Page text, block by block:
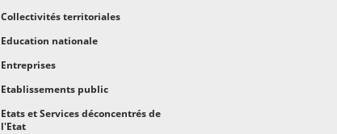
Collectivités territoriales
Education nationale
Entreprises
Etablissements public
Etats et Services déconcentrés de
l'Etat